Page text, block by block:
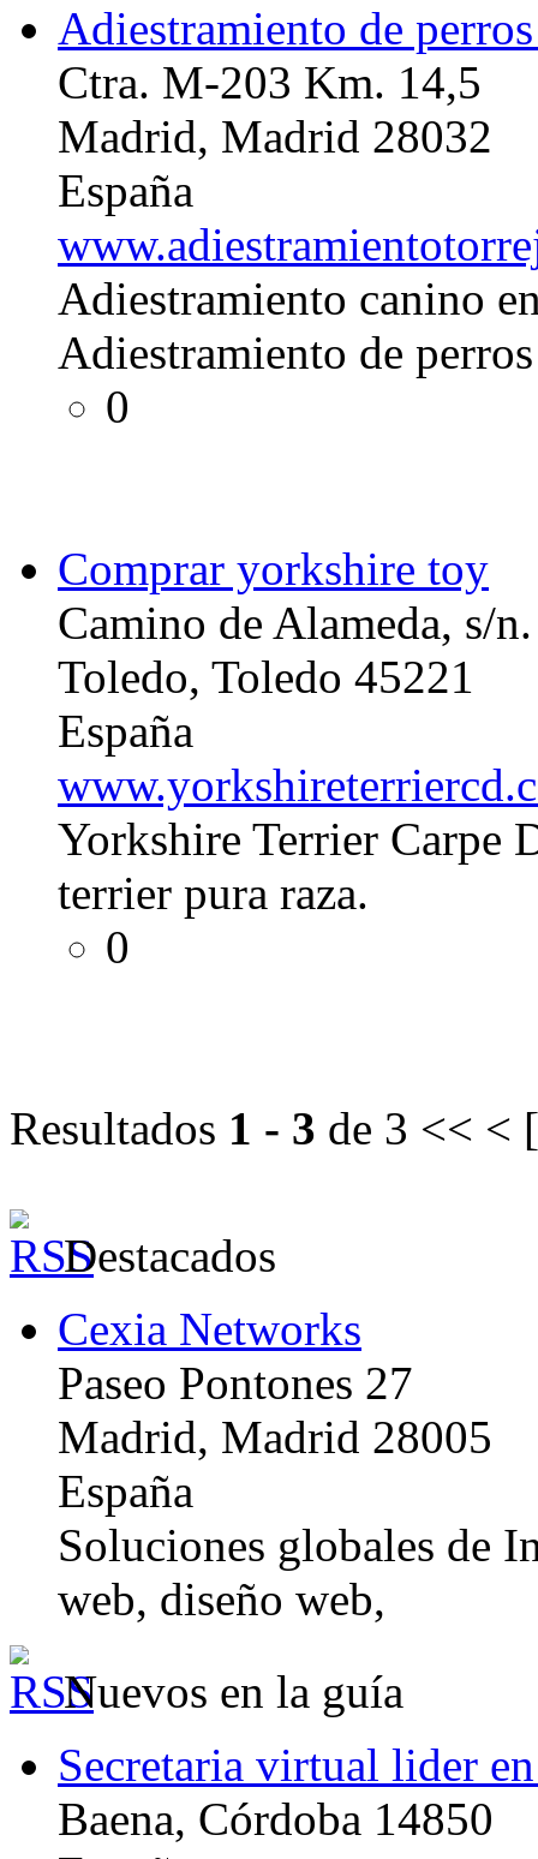
Adiestramiento de
Ctra. M-203 Km. 14,5
Madrid, Madrid 28032
España
Adiestramiento canino
Adiestramiento de perros
0
Comprar yorkshire toy
Camino de Alameda, s/n.
Toledo, Toledo 45221
España
Yorkshire Terrier Carpe
terrier pura raza.
0
Resultados 1 - 3 de 3 << < [
Destacados
Cexia Networks
Paseo Pontones 27
Madrid, Madrid 28005
España
Soluciones globales de
web, diseño web,
Nuevos en la guía
Secretaria virtual lider
Baena, Córdoba 14850